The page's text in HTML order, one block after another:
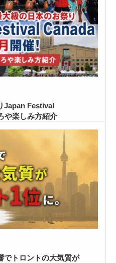
Japan Festival
や楽しみ方紹介
でトロントの大気質が